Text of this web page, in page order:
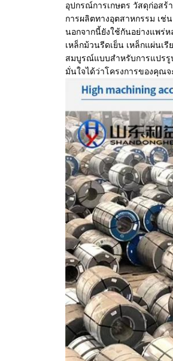
อุปกรณ์การเกษตร วัสดุก่อสร้
การผลิตทางอุตสาหกรรม เช่
นอกจากนี้ยังใช้กันอย่างแพร่
เหล็กม้วนรีดเย็น เหล็กแผ่นเ
สมบูรณ์แบบสำหรับการแปรรู
มั่นใจได้ว่าโครงการของคุณ